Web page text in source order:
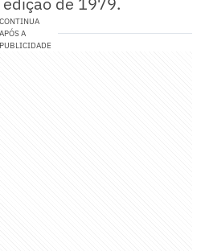
CONTINUA
APÓS A
PUBLICIDADE